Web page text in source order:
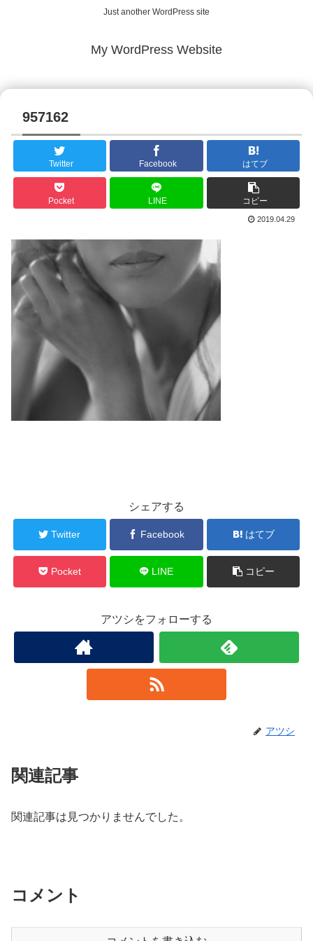
Just another WordPress site
My WordPress Website
957162
Twitter Facebook はてブ
Pocket LINE コピー
2019.04.29
シェアする
Twitter Facebook はてブ
Pocket LINE コピー
アツシをフォローする
アツシ
関連記事
関連記事は見つかりませんでした。
コメント